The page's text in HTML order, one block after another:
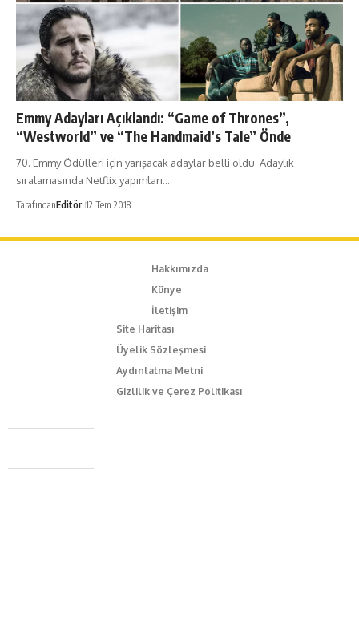
Emmy Adayları Açıklandı: “Game of Thrones”,
“Westworld” ve “The Handmaid’s Tale” Önde
70. Emmy Ödülleri için yarışacak adaylar belli oldu. Adaylık
sıralamasında Netflix yapımları…
TarafındanEditör 12 Tem 2018
Hakkımızda
Künye
İletişim
Site Haritası
Üyelik Sözleşmesi
Aydınlatma Metni
Gizlilik ve Çerez Politikası
Caferağa Mah. Dr. Şakir Paşa Sok. No3/A Kadıköy İstanbul
+90 543 345 46 00